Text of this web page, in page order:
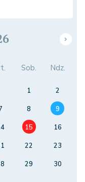
Sob. Ndz.
1
2
8
9
15
16
22
23
29
30